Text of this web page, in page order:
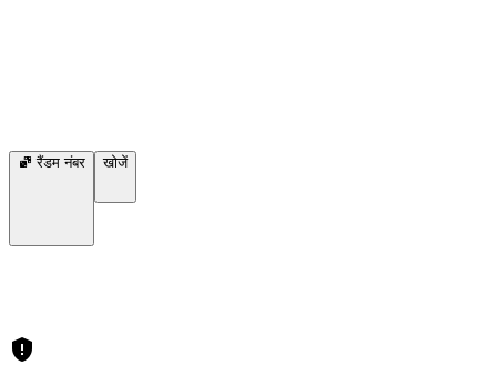
रैंडम नंबर खोजें